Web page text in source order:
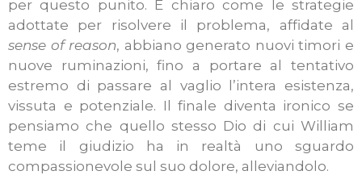
per questo punito. È chiaro come le strategie
adottate per risolvere il problema, affidate al
sense of reason, abbiano generato nuovi timori e
nuove ruminazioni, fino a portare al tentativo
estremo di passare al vaglio l’intera esistenza,
vissuta e potenziale. Il finale diventa ironico se
pensiamo che quello stesso Dio di cui William
teme il giudizio ha in realtà uno sguardo
compassionevole sul suo dolore, alleviandolo.